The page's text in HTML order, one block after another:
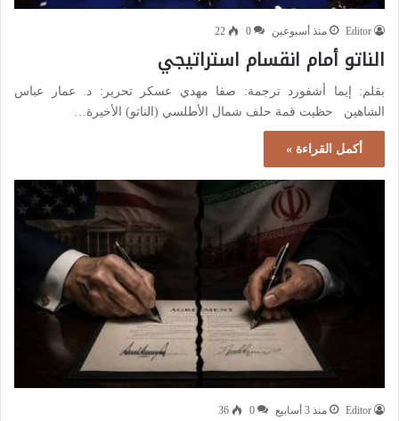
Editor منذ أسبوعين 0
22
الناتو أمام انقسام استراتيجي
بقلم: إيما أشفورد ترجمة: صفا مهدي عسكر تحرير: د. عمار عباس
الشاهين حظيت قمة حلف شمال الأطلسي (الناتو) الأخيرة…
أكمل القراءة »
Editor منذ 3 أسابيع 0
36